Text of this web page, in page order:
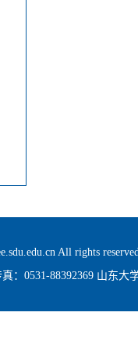
All rights
真：0531-88392369 山东